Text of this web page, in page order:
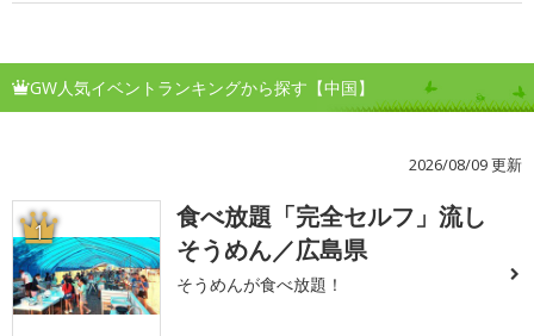
GW人気イベントランキングから探す【中国】
2026/08/09 更新
1
食べ放題「完全セルフ」流し
そうめん／広島県
そうめんが食べ放題！